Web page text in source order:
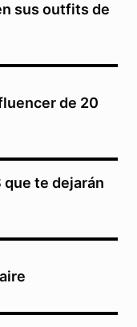
sus outfits de
de 20
que te dejarán